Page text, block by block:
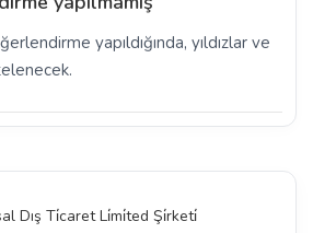
yapıldığında, yıldızlar ve
Dış Ti̇caret Li̇mi̇ted Şi̇rketi̇